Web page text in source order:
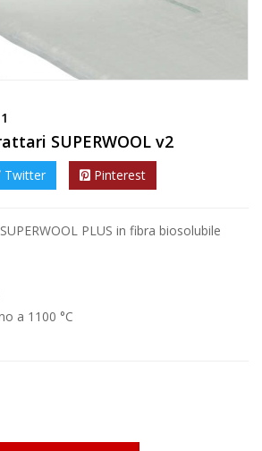
SUPERWOOL v2
Twitter Pinterest
PLUS in fibra biosolubile
a 1100 °C